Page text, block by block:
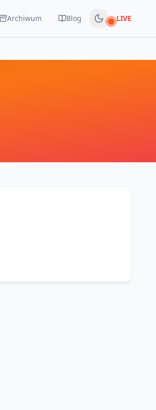
Archiwum Blog Na żywo
LIVE